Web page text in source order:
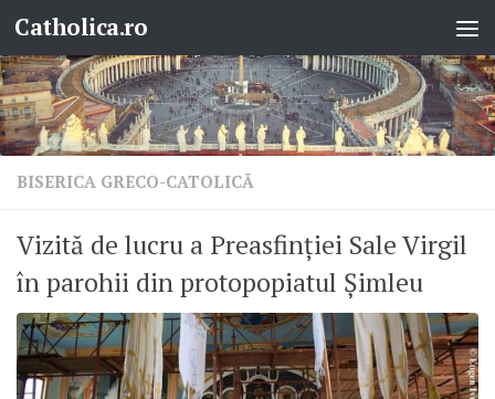
Skip to content
Catholica.ro
BISERICA GRECO-CATOLICĂ
Vizită de lucru a Preasfinției Sale Virgil
în parohii din protopopiatul Șimleu